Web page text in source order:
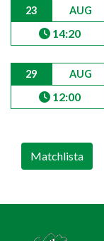
23 AUG
14:20
29 AUG
12:00
Matchlista